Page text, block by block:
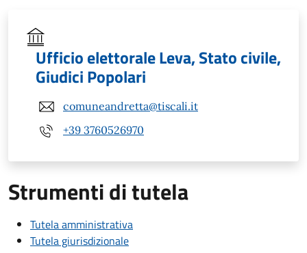
Ufficio elettorale Leva, Stato civile,
Giudici Popolari
comuneandretta@tiscali.it
+39 3760526970
Strumenti di tutela
Tutela amministrativa
Tutela giurisdizionale